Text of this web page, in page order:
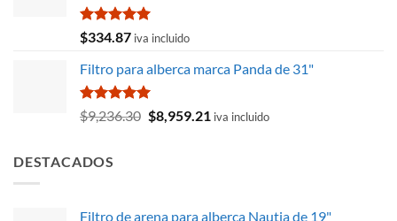
Valorado
con
de 5
$334.87 iva incluido
Filtro para alberca marca Panda de 31"
Valorado
con
$9,236.30 El
$8,959.21 El
iva incluido
DESTACADOS
Filtro de arena para alberca Nautia de 19"